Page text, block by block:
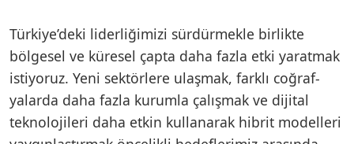
Türkiye’deki liderliğimizi sürdürmekle birlikte
bölgesel ve küresel çapta daha fazla etki yaratmak
istiyoruz. Yeni sektörlere ulaşmak, farklı coğraf-
yalarda daha fazla kurumla çalışmak ve dijital
teknolojileri daha etkin kullanarak hibrit modelleri